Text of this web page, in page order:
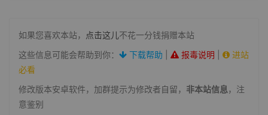
如果您喜欢本站， 点击这儿不花一分钱捐赠本站
这些信息可能会帮助到你：
下载帮助 报毒说明
进站
必看
修改版本安卓软件，加群提示为修改者自留， 非本站信息，注
意鉴别